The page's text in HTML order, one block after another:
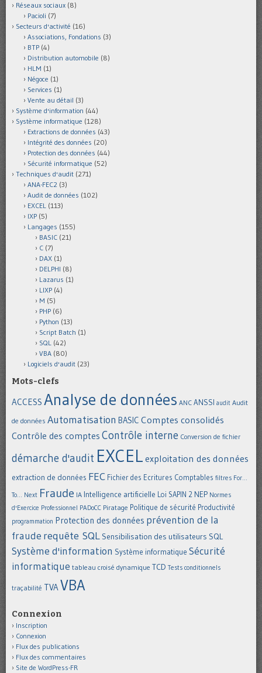
Réseaux sociaux (8)
Pacioli (7)
Secteurs d'activité (16)
Associations, Fondations (3)
BTP (4)
Distribution automobile (8)
HLM (1)
Négoce (1)
Services (1)
Vente au détail (3)
Système d'information (44)
Système informatique (128)
Extractions de données (43)
Intégrité des données (20)
Protection des données (44)
Sécurité informatique (52)
Techniques d'audit (271)
ANA-FEC2 (3)
Audit de données (102)
EXCEL (113)
IXP (5)
Langages (155)
BASIC (21)
C (7)
DAX (1)
DELPHI (8)
Lazarus (1)
LIXP (4)
M (5)
PHP (6)
Python (13)
Script Batch (1)
SQL (42)
VBA (80)
Logiciels d'audit (23)
Mots-clefs
ACCESS Analyse de données ANC ANSSI audit Audit
de données Automatisation BASIC Comptes consolidés
Contrôle des comptes Contrôle interne Conversion de fichier
démarche d'audit EXCEL exploitation des données
extraction de données FEC Fichier des Ecritures Comptables filtres For...
To... Next Fraude IA Intelligence artificielle Loi SAPIN 2 NEP Normes
d'Exercice Professionnel PADoCC Piratage Politique de sécurité Productivité
programmation Protection des données prévention de la
fraude requête SQL Sensibilisation des utilisateurs SQL
Système d'information Système informatique Sécurité
informatique tableau croisé dynamique TCD Tests conditionnels
traçabilité TVAVBA
Connexion
Inscription
Connexion
Flux des publications
Flux des commentaires
Site de WordPress-FR